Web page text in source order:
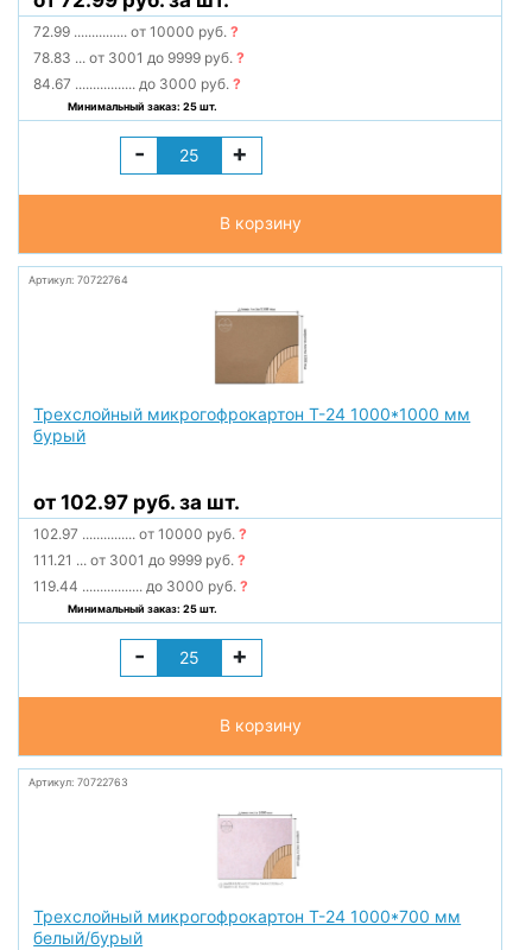
72.99 ............... от 10000 руб.?
78.83 ... от 3001 до 9999 руб.?
84.67 ................. до 3000 руб.?
Минимальный заказ: 25 шт.
- +
В корзину
Артикул: 70722764
Трехслойный микрогофрокартон Т-24 1000*1000 мм
бурый
от 102.97 руб. за шт.
102.97 ............... от 10000 руб.?
111.21 ... от 3001 до 9999 руб.?
119.44 ................. до 3000 руб.?
Минимальный заказ: 25 шт.
- +
В корзину
Артикул: 70722763
Трехслойный микрогофрокартон Т-24 1000*700 мм
белый/бурый